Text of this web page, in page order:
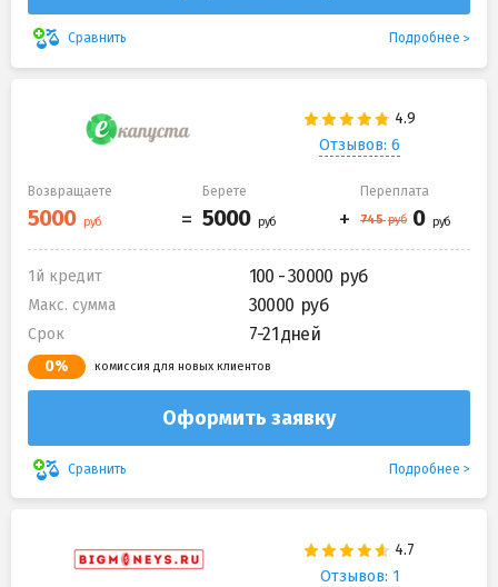
Сравнить Подробнее
Отзывов: 6
Возвращаете Берете Переплата
1й кредит 100 - 30000
Макс. сумма 30000
Срок 7-21 дней
0% комиссия для новых клиентов
Оформить заявку
Сравнить Подробнее
Отзывов: 1